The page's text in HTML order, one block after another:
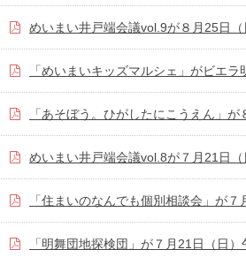
めいまい井戸端会議vol.9が８月25日
「めいまいキッズマルシェ」がビエ
「あそぼう。ひがしたにこうえん」
めいまい井戸端会議vol.8が７月21日
「住まいのなんでも個別相談会」が
「明舞団地探検団」が７月21日（日